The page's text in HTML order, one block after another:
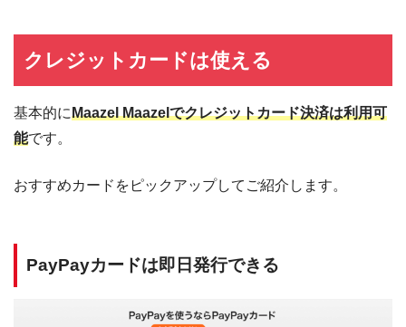
クレジットカードは使える
基本的にMaazel Maazelでクレジットカード決済は利用可
能です。
おすすめカードをピックアップしてご紹介します。
PayPayカードは即日発行できる